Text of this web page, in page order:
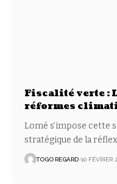
Fiscalité verte :
réformes
Lomé s’impose cette
stratégique de la
TOGO REGARD 10 FÉVRIER